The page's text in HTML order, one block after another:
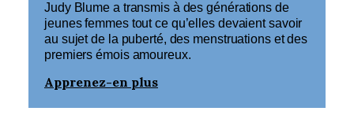
Judy Blume a transmis à des générations de
jeunes femmes tout ce qu’elles devaient savoir
au sujet de la puberté, des menstruations et des
premiers émois amoureux.
Apprenez-en plus